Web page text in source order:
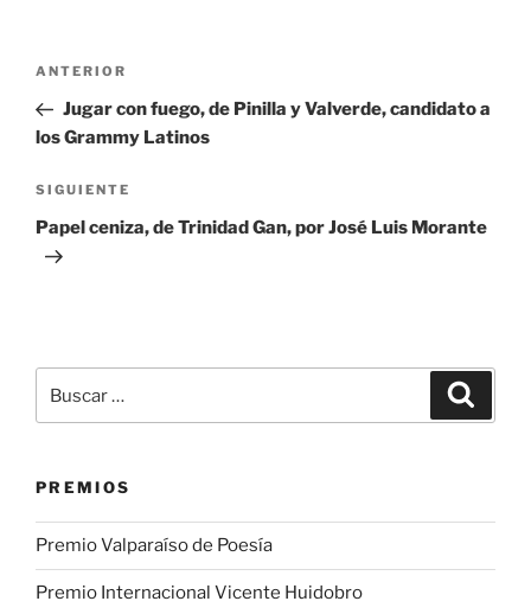
Navegación
entradas
Entrada
anterior:
ANTERIOR
Jugar con fuego, de Pinilla y Valverde, candidato a
los Grammy Latinos
Siguiente
entrada
SIGUIENTE
Papel ceniza, de Trinidad Gan, por José Luis Morante
por:
PREMIOS
Premio Valparaíso de Poesía
Premio Internacional Vicente Huidobro